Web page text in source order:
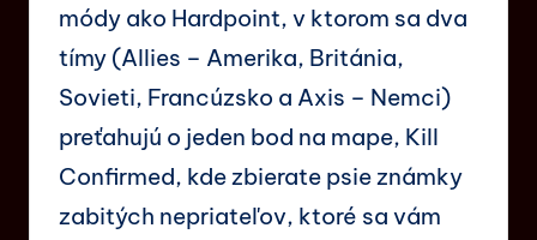
módy ako Hardpoint, v ktorom sa dva
tímy (Allies – Amerika, Británia,
Sovieti, Francúzsko a Axis – Nemci)
preťahujú o jeden bod na mape, Kill
Confirmed, kde zbierate psie známky
zabitých nepriateľov, ktoré sa vám